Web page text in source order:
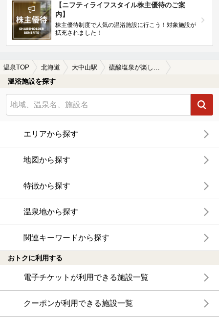
【ニフティライフスタイル株主優待のご案
内】
株主優待制度で人気の温浴施設に行こう！対象施設が
拡充されました！
温泉TOP 北海道 大中山駅
温浴施設を探す
エリアから探す
地図から探す
特徴から探す
温泉地から探す
関連キーワードから探す
おトクに利用する
電子チケットが利用できる施設一覧
クーポンが利用できる施設一覧